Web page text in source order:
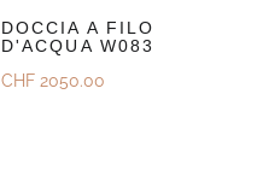
DOCCIA A FILO
D'ACQUA W083
CHF2050.00